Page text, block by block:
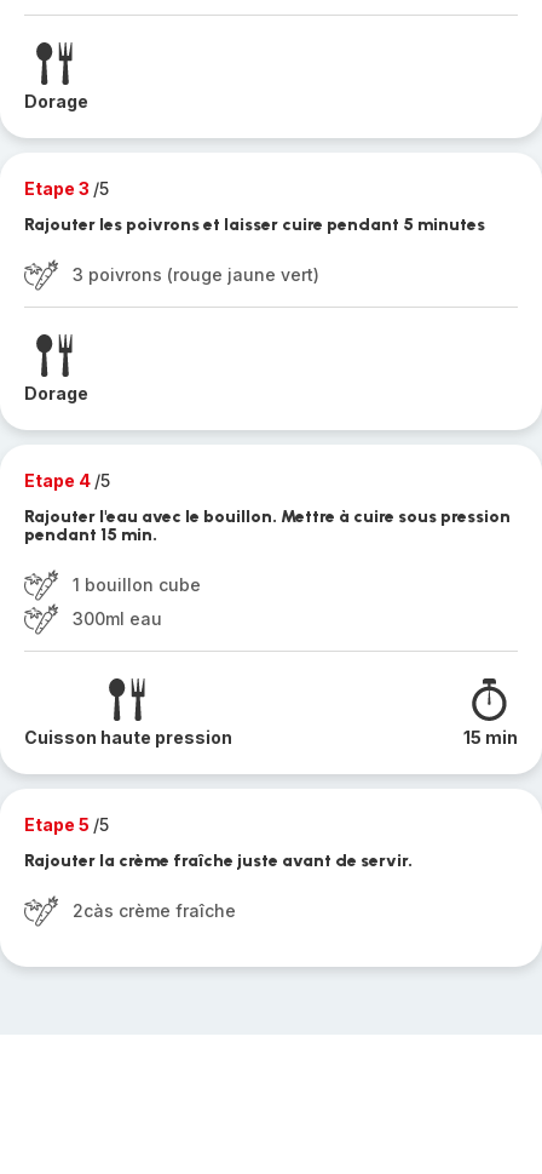
Dorage
Etape 3 /5
Rajouter les poivrons et laisser cuire pendant 5 minutes
3 poivrons (rouge jaune vert)
Dorage
Etape 4 /5
Rajouter l'eau avec le bouillon. Mettre à cuire sous pression
pendant 15 min.
1 bouillon cube
300ml eau
Cuisson haute pression 15 min
Etape 5 /5
Rajouter la crème fraîche juste avant de servir.
2càs crème fraîche